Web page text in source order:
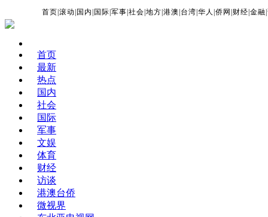
首页 |滚动 国内 国际 |军事 |社会 |地方 |港澳 台湾 |华人 |侨网 财经 |金融 |
首页
最新
热点
国内
社会
国际
军事
文娱
体育
财经
访谈
港澳台侨
微视界